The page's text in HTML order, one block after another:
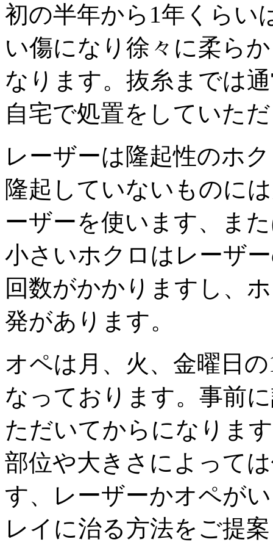
初の半年から1年くらい
い傷になり徐々に柔ら
なります。抜糸までは
自宅で処置をしていた
レーザーは隆起性のホ
隆起していないものに
ーザーを使います、ま
小さいホクロはレーザ
回数がかかりますし、
発があります。
オペは月、火、金曜日
なっております。事前
ただいてからになりま
部位や大きさによって
す、レーザーかオペが
レイに治る方法をご提